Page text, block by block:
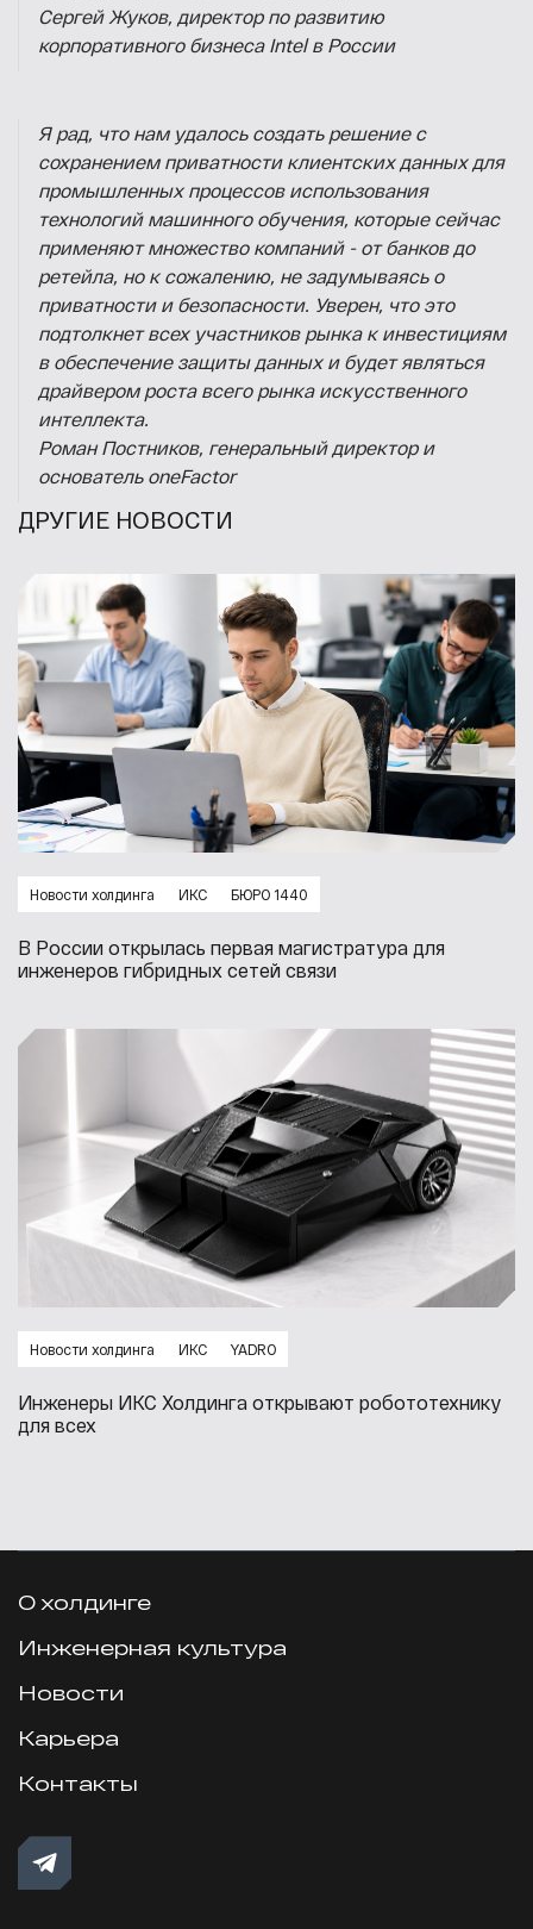
Сергей Жуков, директор по развитию
корпоративного бизнеса Intel в России
Я рад, что нам удалось создать решение с
сохранением приватности клиентских данных для
промышленных процессов использования
технологий машинного обучения, которые сейчас
применяют множество компаний - от банков до
ретейла, но к сожалению, не задумываясь о
приватности и безопасности. Уверен, что это
подтолкнет всех участников рынка к инвестициям
в обеспечение защиты данных и будет являться
драйвером роста всего рынка искусственного
интеллекта.
Роман Постников, генеральный директор и
основатель oneFactor
ДРУГИЕ НОВОСТИ
Новости холдинга ИКС БЮРО 1440
В России открылась первая магистратура для
инженеров гибридных сетей связи
Новости холдинга ИКС YADRO
Инженеры ИКС Холдинга открывают робототехнику
для всех
О холдинге
Инженерная культура
Новости
Карьера
Контакты